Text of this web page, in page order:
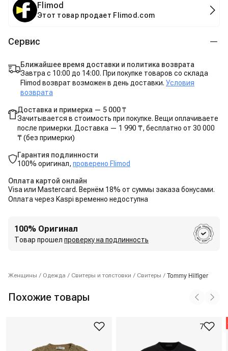
Flimod
Этот товар продает Flimod.com
Сервис
Ближайшее время доставки и политика возврата
Завтра с 10:00 до 14:00. При покупке товаров со склада
Flimod возврат возможен в день доставки. Условия
возврата
Доставка и примерка — 5 000 ₸
Зачитывается в стоимость при покупке. Вещи оплачиваете
после примерки. Доставка — 1 990 ₸, бесплатно от 30 000
₸ (без примерки)
Гарантия подлинности
100% оригинал, проверено Flimod
Оплата картой онлайн
Visa или Mastercard. Вернём 18% от суммы заказа бонусами.
Оплата через Kaspi временно недоступна
100% Оригинал
Товар прошел проверку на подлинность
Женщины / Одежда / Свитеры и толстовки / Свитеры / Tommy Hilfiger
Похожие товары
7